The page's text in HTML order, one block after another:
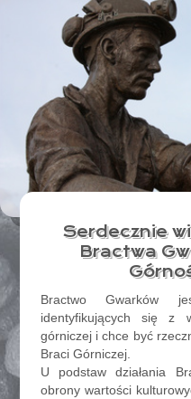
Serdecznie
Bractwa
Bractwo Gwarków
identyfikujących się z
górniczej i chce być
Braci Górniczej.
U podstaw działania
obrony wartości